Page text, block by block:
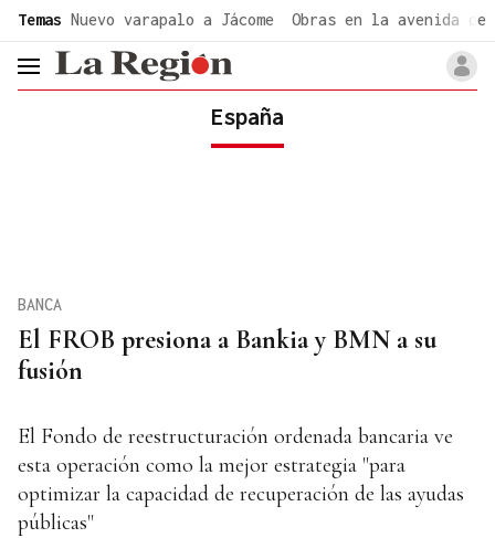
Temas Nuevo varapalo a Jácome Obras en la avenida de
header.menu.open
España
El FROB presiona a Bankia y BMN a su
fusión
BANCA
El Fondo de reestructuración ordenada bancaria ve
esta operación como la mejor estrategia "para
optimizar la capacidad de recuperación de las ayudas
públicas"